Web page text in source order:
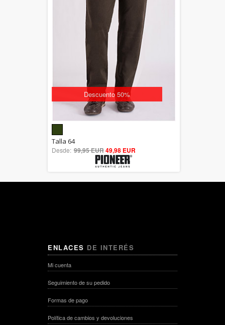
Descuento 50%
out of 5
Talla 64
Desde: 99,95 EUR49,98 EUR
ENLACES DE INTERÉS
Mi cuenta
Seguimiento de su pedido
Formas de pago
Política de cambios y devoluciones